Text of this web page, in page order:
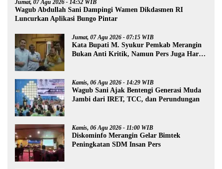
Jumat, 07 Agu 2026 - 14:52 WIB
Wagub Abdullah Sani Dampingi Wamen Dikdasmen RI
Luncurkan Aplikasi Bungo Pintar
Jumat, 07 Agu 2026 - 07:15 WIB
Kata Bupati M. Syukur Pemkab Merangin
Bukan Anti Kritik, Namun Pers Juga Harus
Kamis, 06 Agu 2026 - 14:29 WIB
Wagub Sani Ajak Bentengi Generasi Muda
Jambi dari IRET, TCC, dan Perundungan
Kamis, 06 Agu 2026 - 11:00 WIB
Diskominfo Merangin Gelar Bimtek
Peningkatan SDM Insan Pers